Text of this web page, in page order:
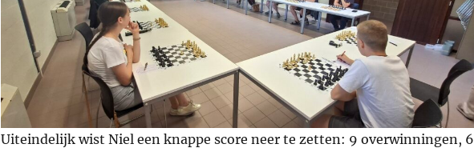
Uiteindelijk wist Niel een knappe score neer te zetten: 9 overwinningen, 6